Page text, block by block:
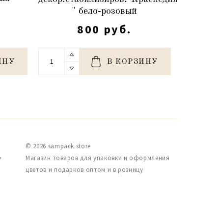
" бело-розовый
800 руб.
В КОРЗИНУ
© 2026 sampack.store
Магазин товаров для упаковки и оформления
цветов и подарков оптом и в розницу